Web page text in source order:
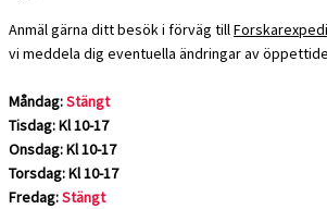
Anmäl gärna ditt besök i förväg till
vi meddela dig eventuella ändringar av
Måndag:Stängt
Tisdag: Kl 10-17
Onsdag: Kl 10-17
Torsdag: Kl 10-17
Fredag:Stängt